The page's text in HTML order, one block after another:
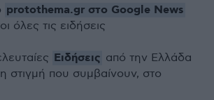
protothema.gr στο Google News
όλες τις ειδήσεις
Ειδήσεις από την Ελλάδα
στιγμή που συμβαίνουν, στο